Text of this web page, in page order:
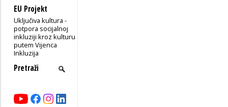
EU Projekt
Uključiva kultura -
potpora socijalnoj
inkluziji kroz kulturu
putem Vijenca
Inkluzija